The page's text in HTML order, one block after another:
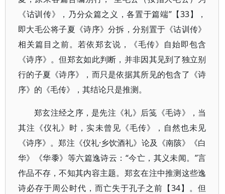
《诂训传》，乃分众篇之义，各置于篇端”【33】，
即大毛公将子夏《诗序》分拆，分别置于《诂训传》
相关篇目之前。若依郑玄说，《毛传》自始即包含
《诗序》。但郑玄如此判断，并非因其见到了独立别
行的子夏《诗序》，而只是依据其所见的包含了《诗
序》的《毛传》，其结论只是推测。
郑玄注经之序，是先注《礼》后笺《毛诗》，当
其注《仪礼》时，实未曾见《毛传》，自然也未见
《诗序》。郑注《仪礼·乡饮酒礼》论及《南陔》《白
华》《华黍》等六篇逸诗云：“今亡，其义未闻。”言
作品不存，不知其内容主题。郑玄在注中推测这些逸
诗必存于周公时代，而亡失于孔子之前【34】。但